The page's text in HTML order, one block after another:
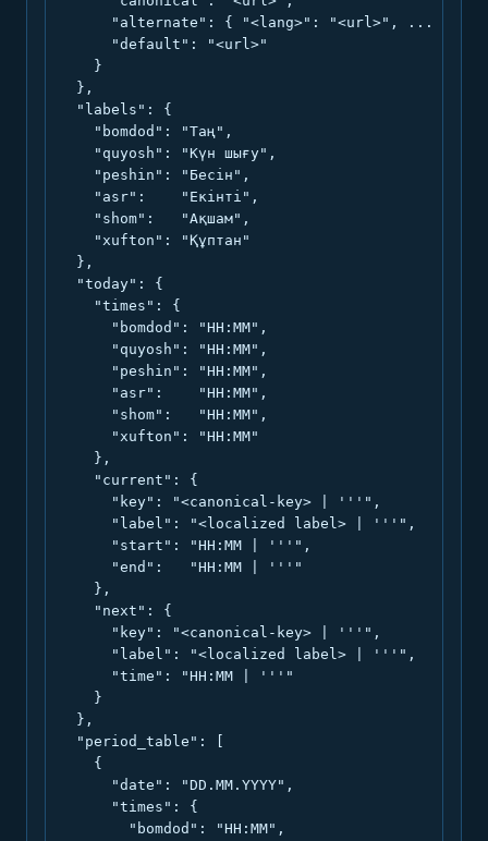
      "alternate": { "<lang>": "<url>", ... },
      "default": "<url>"
    }
  },
  "labels": {
    "bomdod": "Таң",
    "quyosh": "Күн шығу",
    "peshin": "Бесін",
    "asr":    "Екінті",
    "shom":   "Ақшам",
    "xufton": "Құптан"
  },
  "today": {
    "times": {
      "bomdod": "HH:MM",
      "quyosh": "HH:MM",
      "peshin": "HH:MM",
      "asr":    "HH:MM",
      "shom":   "HH:MM",
      "xufton": "HH:MM"
    },
    "current": {
      "key": "<canonical-key> | '''",
      "label": "<localized label> | '''",
      "start": "HH:MM | '''",
      "end":   "HH:MM | '''"
    },
    "next": {
      "key": "<canonical-key> | '''",
      "label": "<localized label> | '''",
      "time": "HH:MM | '''"
    }
  },
  "period_table": [
    {
      "date": "DD.MM.YYYY",
      "times": {
        "bomdod": "HH:MM",